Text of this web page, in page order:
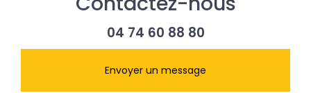
04 74 60 88 80
Envoyer un message